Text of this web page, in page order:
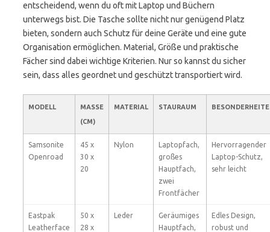
entscheidend, wenn du oft mit Laptop und Büchern
unterwegs bist. Die Tasche sollte nicht nur genügend Platz
bieten, sondern auch Schutz für deine Geräte und eine gute
Organisation ermöglichen. Material, Größe und praktische
Fächer sind dabei wichtige Kriterien. Nur so kannst du sicher
sein, dass alles geordnet und geschützt transportiert wird.
MODELL
MASSE (
CM)
MATERIAL STAURAUM
Samsonite
Openroad
45 x
30 x
20
Nylon
Laptopfach,
großes
Hauptfach,
zwei
Frontfächer
Hervorragender
Laptop-Schutz,
sehr leicht
Eastpak
Leatherface
50 x
28 x
Leder
Geräumiges
Hauptfach,
Edles Design,
robust und